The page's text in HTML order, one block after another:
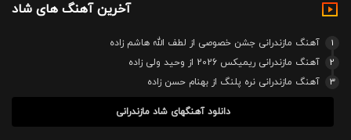
آخرین آهنگ های شاد
1
آهنگ مازندرانی جشن خصوصی از لطف الله هاشم زاده
2
آهنگ مازندرانی ریمیکس 2026 از وحید ولی زاده
3
آهنگ مازندرانی نره پلنگ از بهنام حسن زاده
دانلود آهنگهای شاد مازندرانی